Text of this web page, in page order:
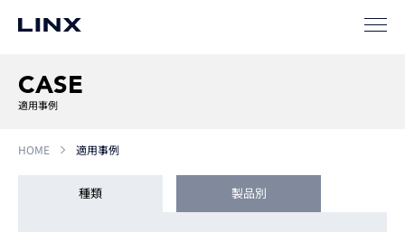
中途採用
CASE
適用事例
HOME 適用事例
種類 製品別